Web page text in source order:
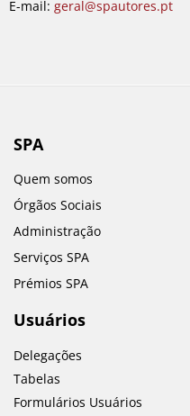
E-mail: geral@spautores.pt
SPA
Quem somos
Órgãos Sociais
Administração
Serviços SPA
Prémios SPA
Usuários
Delegações
Tabelas
Formulários Usuários